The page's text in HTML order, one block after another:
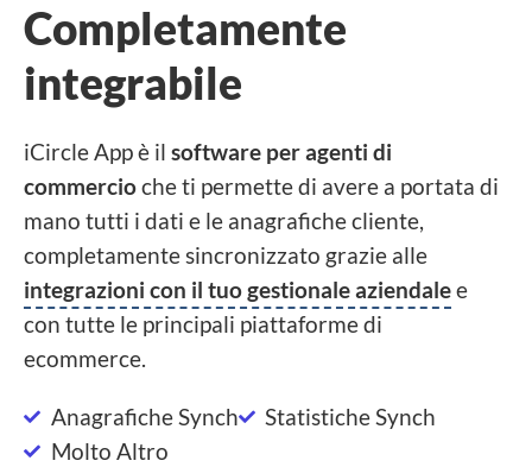
Completamente
integrabile
iCircle App è il software per agenti di
commercioche ti permette di avere a portata di
mano tutti i dati e le anagrafiche cliente,
completamente sincronizzato grazie alle
integrazioni con il tuo gestionale aziendalee
con tutte le principali piattaforme di
ecommerce.
Anagrafiche Synch
Statistiche Synch
Molto Altro